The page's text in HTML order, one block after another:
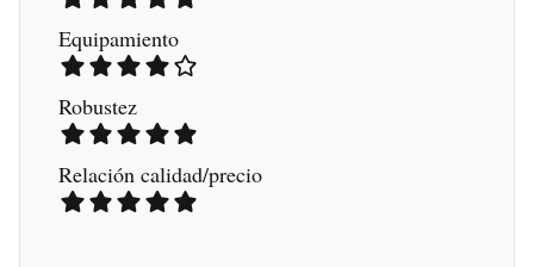
Equipamiento
Robustez
Relación calidad/precio